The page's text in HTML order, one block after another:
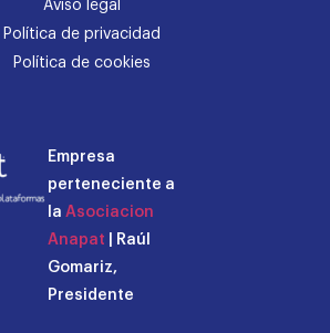
Aviso legal
Política de privacidad
Política de cookies
Empresa
perteneciente a
la Asociacion
Anapat | Raúl
Gomariz,
Presidente